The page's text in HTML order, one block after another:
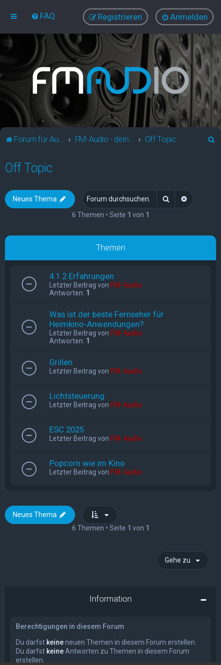
FAQ Anmelden
Registrieren
Forum für Audio und Video Off Topic
Off Topic
Neues Thema Suche
6 Themen • Seite 1 von 1
Themen
4.1.2 Erfahrungen
Letzter Beitrag von FM-Audio
Antworten: 1
Was ist der beste Fernseher für
Heimkino-Anwendungen?
Letzter Beitrag von FM-Audio
Antworten: 1
Grillen
Letzter Beitrag von FM-Audio
Lichtsteuerung
Letzter Beitrag von FM-Audio
ESC 2025
Letzter Beitrag von FM-Audio
Popcorn wie im Kino
Letzter Beitrag von FM-Audio
Neues Thema
6 Themen • Seite 1 von 1
Gehe zu
Information
Berechtigungen in diesem Forum
Du darfst keineneuen Themen in diesem Forum erstellen.
Du darfst keineAntworten zu Themen in diesem Forum
erstellen.